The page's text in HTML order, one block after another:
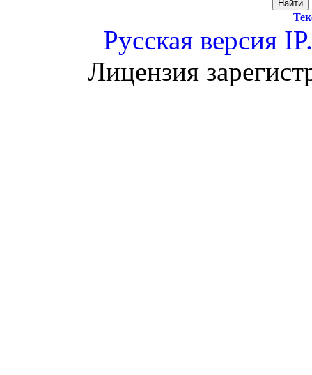
Русская версия
Лицензия